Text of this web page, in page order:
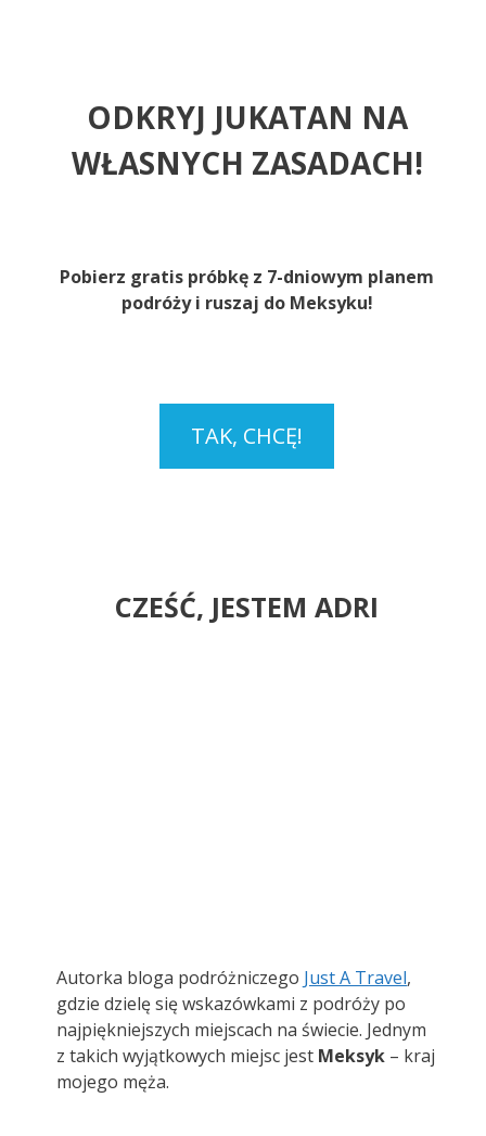
ODKRYJ JUKATAN NA
WŁASNYCH ZASADACH!
Pobierz gratis próbkę z 7-dniowym planem
podróży i ruszaj do Meksyku!
TAK, CHCĘ!
CZEŚĆ, JESTEM ADRI
Autorka bloga podróżniczego Just A Travel,
gdzie dzielę się wskazówkami z podróży po
najpiękniejszych miejscach na świecie. Jednym
z takich wyjątkowych miejsc jest Meksyk – kraj
mojego męża.